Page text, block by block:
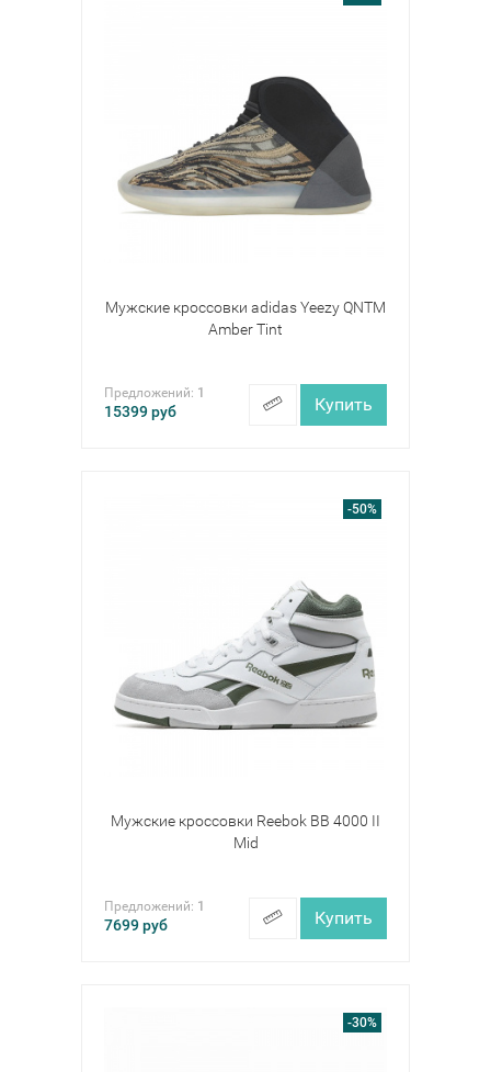
Мужские кроссовки adidas Yeezy QNTM
Amber Tint
Предложений: 1
15399руб Купить
-50%
Мужские кроссовки Reebok BB 4000 II
Mid
Предложений: 1
7699руб Купить
-30%